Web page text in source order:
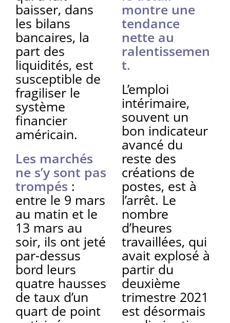
baisser, dans
les bilans
bancaires, la
part des
liquidités, est
susceptible de
fragiliser le
système
financier
américain.
Les marchés
ne s’y sont pas
trompés :
entre le 9 mars
au matin et le
13 mars au
soir, ils ont jeté
par-dessus
bord leurs
quatre hausses
de taux d’un
quart de point
montre une
tendance
nette au
ralentissemen
t.
L’emploi
intérimaire,
souvent un
bon indicateur
avancé du
reste des
créations de
postes, est à
l’arrêt. Le
nombre
d’heures
travaillées, qui
avait explosé à
partir du
deuxième
trimestre 2021
est désormais